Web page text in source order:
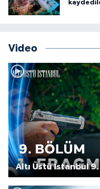
Video
Altı Üstü İstanbul